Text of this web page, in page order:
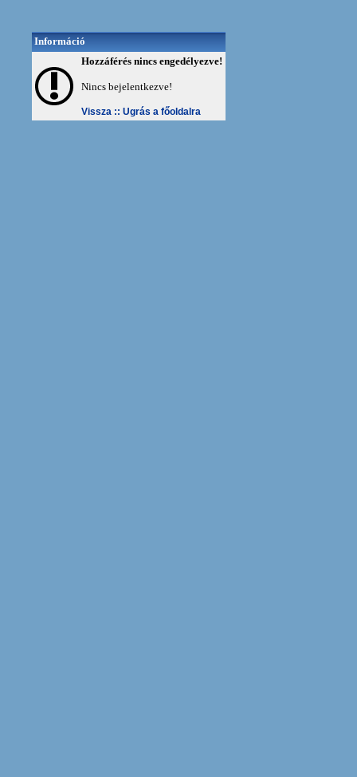
Információ
Hozzáférés nincs engedélyezve!
Nincs bejelentkezve!
Vissza :: Ugrás a főoldalra